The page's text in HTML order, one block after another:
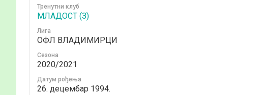
Тренутни клуб
МЛАДОСТ (З)
Лига
ОФЛ ВЛАДИМИРЦИ
Сезона
2020/2021
Датум рођења
26. децембар 1994.